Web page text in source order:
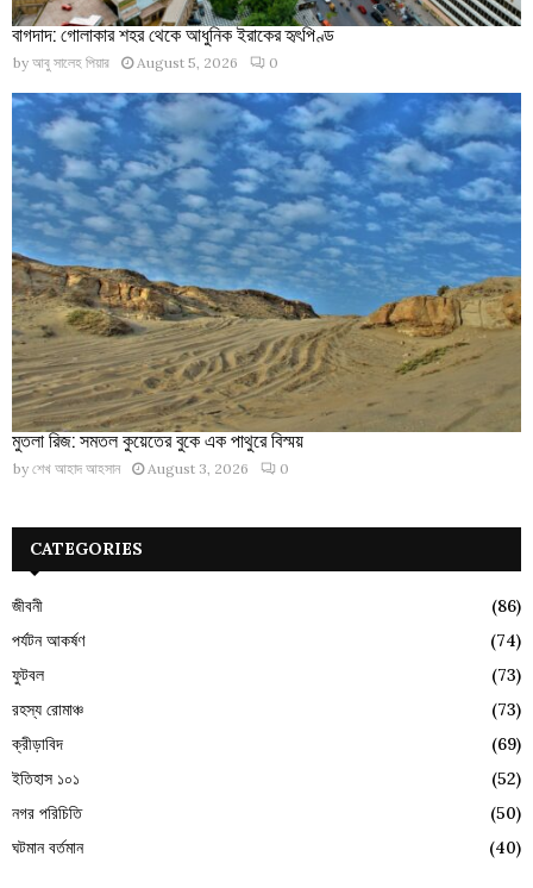
বাগদাদ: গোলাকার শহর থেকে আধুনিক ইরাকের হৃৎপিণ্ড
by আবু সালেহ পিয়ার August 5, 2026 0
মুতলা রিজ: সমতল কুয়েতের বুকে এক পাথুরে বিস্ময়
by শেখ আহাদ আহসান August 3, 2026 0
CATEGORIES
জীবনী
(86)
পর্যটন আকর্ষণ
(74)
ফুটবল
(73)
রহস্য রোমাঞ্চ
(73)
ক্রীড়াবিদ
(69)
ইতিহাস ১০১
(52)
নগর পরিচিতি
(50)
ঘটমান বর্তমান
(40)